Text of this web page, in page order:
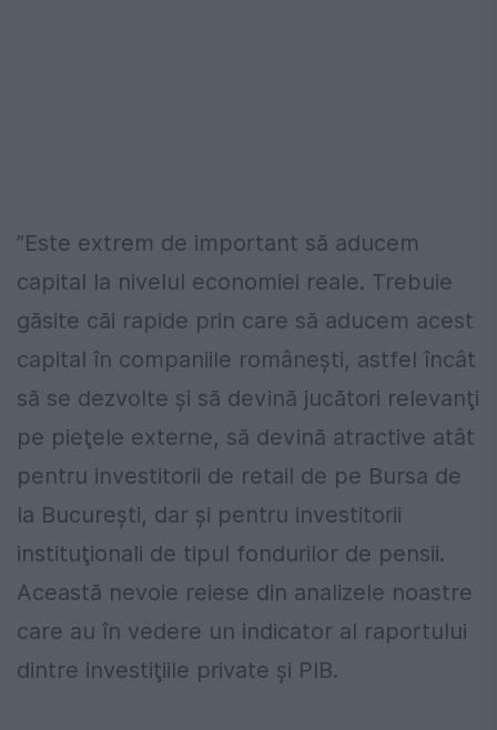
”Este extrem de important să aducem
capital la nivelul economiei reale. Trebuie
găsite căi rapide prin care să aducem acest
capital în companiile româneşti, astfel încât
să se dezvolte şi să devină jucători relevanţi
pe pieţele externe, să devină atractive atât
pentru investitorii de retail de pe Bursa de
la Bucureşti, dar şi pentru investitorii
instituţionali de tipul fondurilor de pensii.
Această nevoie reiese din analizele noastre
care au în vedere un indicator al raportului
dintre investiţiile private şi PIB.